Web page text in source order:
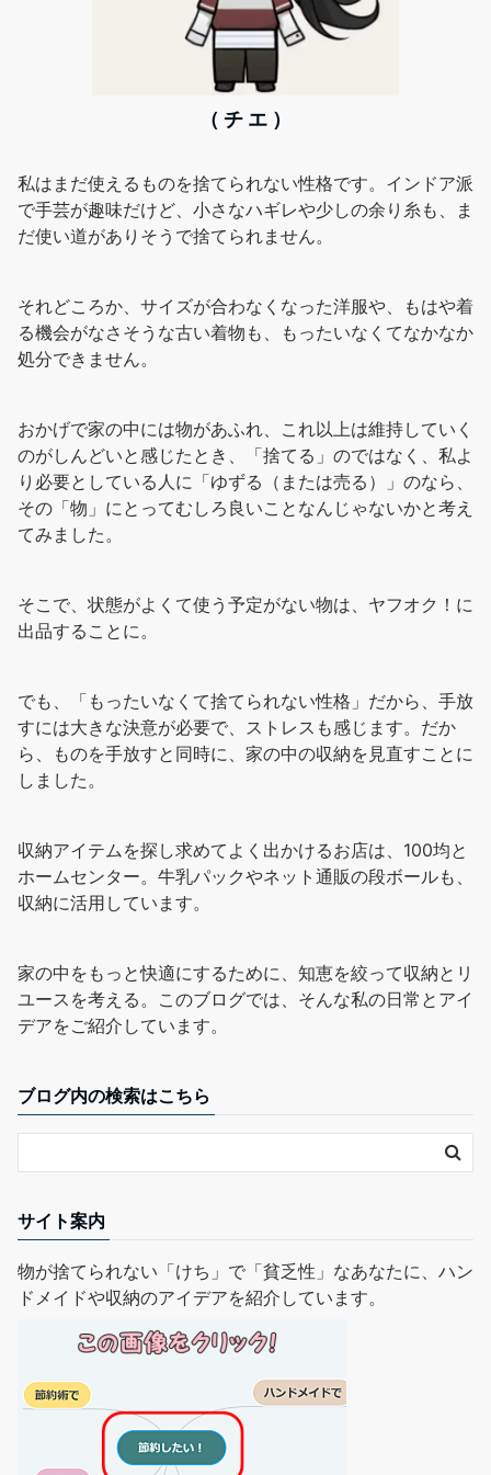
（ チ エ ）
私はまだ使えるものを捨てられない性格です。インドア派
で手芸が趣味だけど、小さなハギレや少しの余り糸も、ま
だ使い道がありそうで捨てられません。
それどころか、サイズが合わなくなった洋服や、もはや着
る機会がなさそうな古い着物も、もったいなくてなかなか
処分できません。
おかげで家の中には物があふれ、これ以上は維持していく
のがしんどいと感じたとき、「捨てる」のではなく、私よ
り必要としている人に「ゆずる（または売る）」のなら、
その「物」にとってむしろ良いことなんじゃないかと考え
てみました。
そこで、状態がよくて使う予定がない物は、ヤフオク！に
出品することに。
でも、「もったいなくて捨てられない性格」だから、手放
すには大きな決意が必要で、ストレスも感じます。だか
ら、ものを手放すと同時に、家の中の収納を見直すことに
しました。
収納アイテムを探し求めてよく出かけるお店は、100均と
ホームセンター。牛乳パックやネット通販の段ボールも、
収納に活用しています。
家の中をもっと快適にするために、知恵を絞って収納とリ
ユースを考える。このブログでは、そんな私の日常とアイ
デアをご紹介しています。
ブログ内の検索はこちら
サイト案内
物が捨てられない「けち」で「貧乏性」なあなたに、ハン
ドメイドや収納のアイデアを紹介しています。